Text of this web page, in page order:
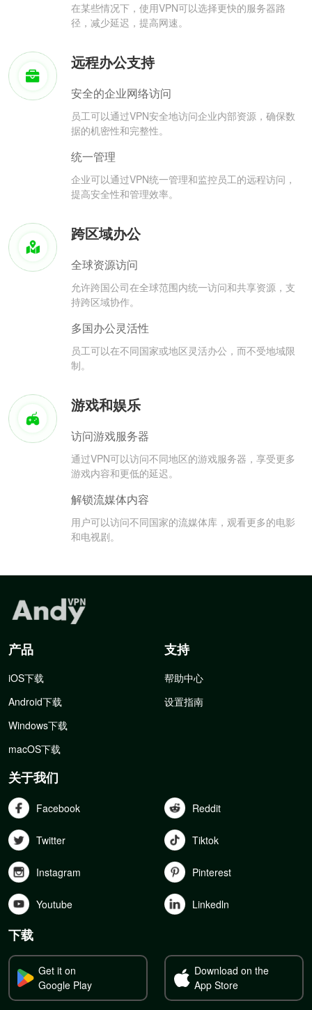
在某些情况下，使用VPN可以选择更快的服务器路
径，减少延迟，提高网速。
远程办公支持
安全的企业网络访问
员工可以通过VPN安全地访问企业内部资源，确保数
据的机密性和完整性。
统一管理
企业可以通过VPN统一管理和监控员工的远程访问，
提高安全性和管理效率。
跨区域办公
全球资源访问
允许跨国公司在全球范围内统一访问和共享资源，支
持跨区域协作。
多国办公灵活性
员工可以在不同国家或地区灵活办公，而不受地域限
制。
游戏和娱乐
访问游戏服务器
通过VPN可以访问不同地区的游戏服务器，享受更多
游戏内容和更低的延迟。
解锁流媒体内容
用户可以访问不同国家的流媒体库，观看更多的电影
和电视剧。
产品
iOS下载
Android下载
Windows下载
macOS下载
支持
帮助中心
设置指南
关于我们
Facebook Reddit
Twitter Tiktok
Instagram Pinterest
Youtube Linkedln
下载
Get it on
Google Play
Download on the
App Store